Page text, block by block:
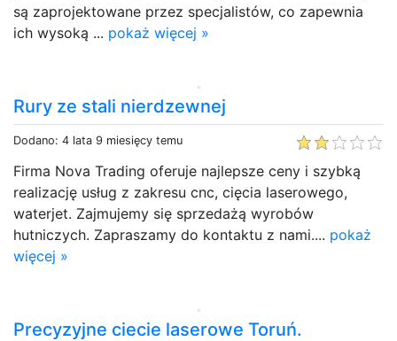
są zaprojektowane przez specjalistów, co zapewnia
ich wysoką ... pokaż więcej »
Rury ze stali nierdzewnej
Dodano: 4 lata 9 miesięcy temu
Firma Nova Trading oferuje najlepsze ceny i szybką
realizację usług z zakresu cnc, cięcia laserowego,
waterjet. Zajmujemy się sprzedażą wyrobów
hutniczych. Zapraszamy do kontaktu z nami.... pokaż
więcej »
Precyzyjne ciecie laserowe Toruń.